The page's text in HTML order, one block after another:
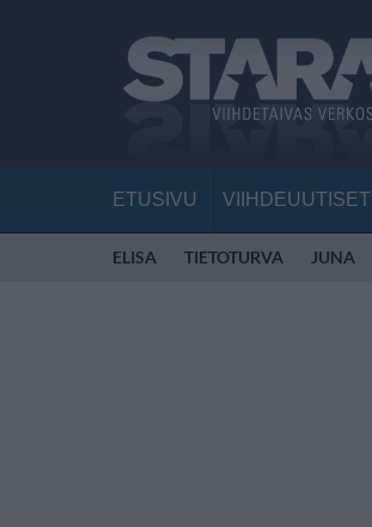
ETUSIVU VIIHDEUUTISET
ELISA TIETOTURVA JUNA